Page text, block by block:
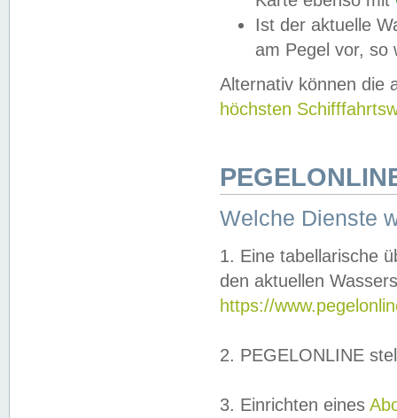
Ist der aktuelle
am Pegel vor,
Alternativ können die
höchsten
Welche Dienste
1. Eine tabellarische
den aktuellen
https://
2. PEGELONLINE
3. Einrichten eines